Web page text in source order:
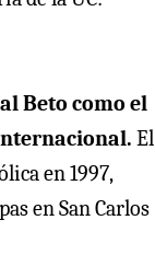
Beto como el
El
en 1997,
en San Carlos